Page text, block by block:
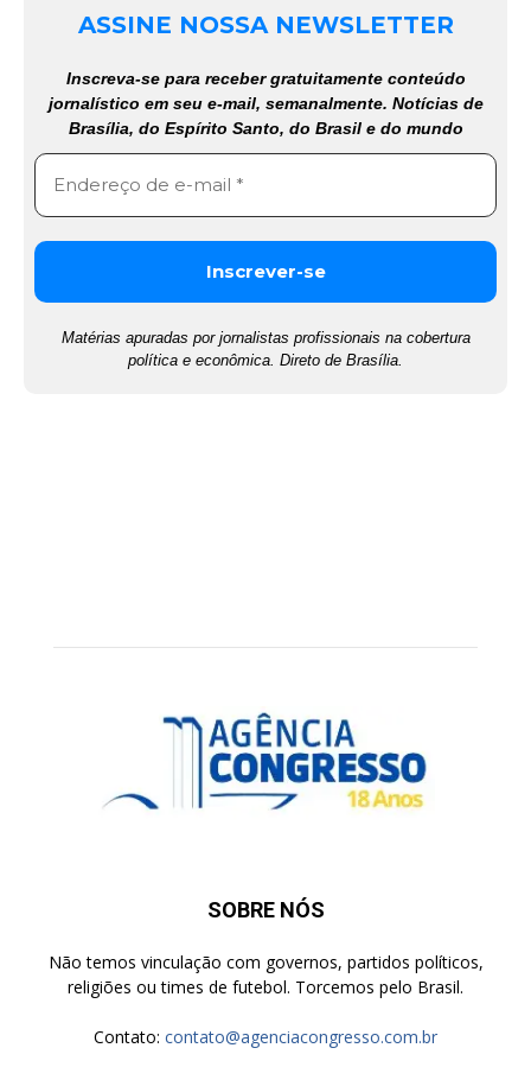
ASSINE NOSSA NEWSLETTER
Inscreva-se para receber gratuitamente conteúdo
jornalístico em seu e-mail, semanalmente. Notícias de
Brasília, do Espírito Santo, do Brasil e do mundo
Matérias apuradas por jornalistas profissionais na cobertura
política e econômica. Direto de Brasília.
SOBRE NÓS
Não temos vinculação com governos, partidos políticos,
religiões ou times de futebol. Torcemos pelo Brasil.
Contato: contato@agenciacongresso.com.br